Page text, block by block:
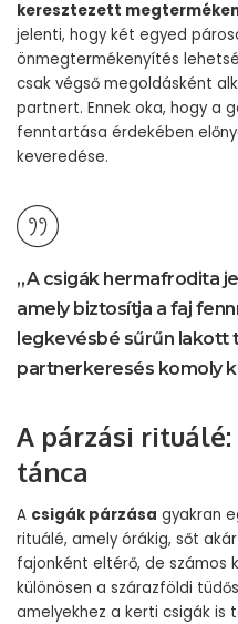
keresztezett
jelenti, hogy két egyed
önmegtermékenyítés
csak végső megoldásként
partnert. Ennek oka, hogy a
fenntartása érdekében
keveredése.
„A csigák hermafrodita
amely biztosítja a faj
legkevésbé sűrűn lakott
partnerkeresés komoly
A párzási
tánca
A csigák párzása gyakran
rituálé, amely órákig, sőt
fajonként eltérő, de számos
különösen a szárazföldi
amelyekhez a kerti csigák is